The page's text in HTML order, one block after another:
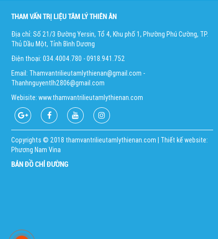
THAM VẤN TRỊ LIỆU TÂM LÝ THIÊN ÂN
Địa chỉ: Số 21/3 Đường Yersin, Tổ 4, Khu phố 1, Phường Phú Cường, TP.
Thủ Dầu Một, Tỉnh Bình Dương
Điện thoại: 034.4004.780 - 0918.941.752
Email: Thamvantrilieutamlythienan@gmail.com -
Thanhnguyentlh2806@gmail.com
Webisite: www.thamvantrilieutamlythienan.com
Copyrights © 2018 thamvantrilieutamlythienan.com | Thiết kế website:
Phương Nam Vina
BẢN ĐỒ CHỈ ĐƯỜNG